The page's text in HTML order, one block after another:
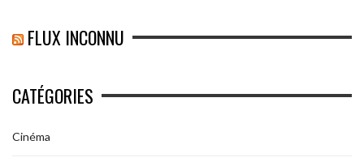
FLUX INCONNU
CATÉGORIES
Cinéma